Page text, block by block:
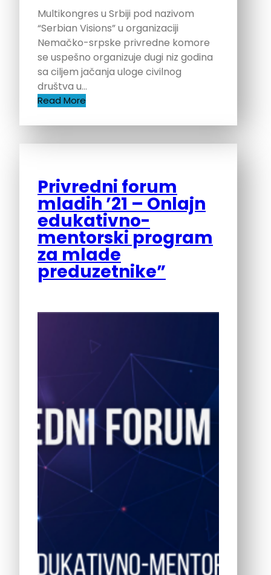
Multikongres u Srbiji pod nazivom
“Serbian Visions” u organizaciji
Nemačko-srpske privredne komore
se uspešno organizuje dugi niz godina
sa ciljem jačanja uloge civilnog
društva u…
Read More
Privredni forum
mladih ’21 – Onlajn
edukativno-
mentorski program
za mlade
preduzetnike”